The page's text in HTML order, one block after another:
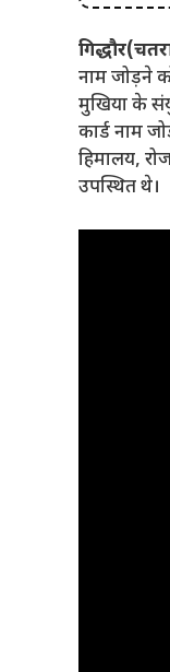
नाम जोड़ने
मुखिया के
कार्ड नाम
हिमालय,
उपस्थित थे।